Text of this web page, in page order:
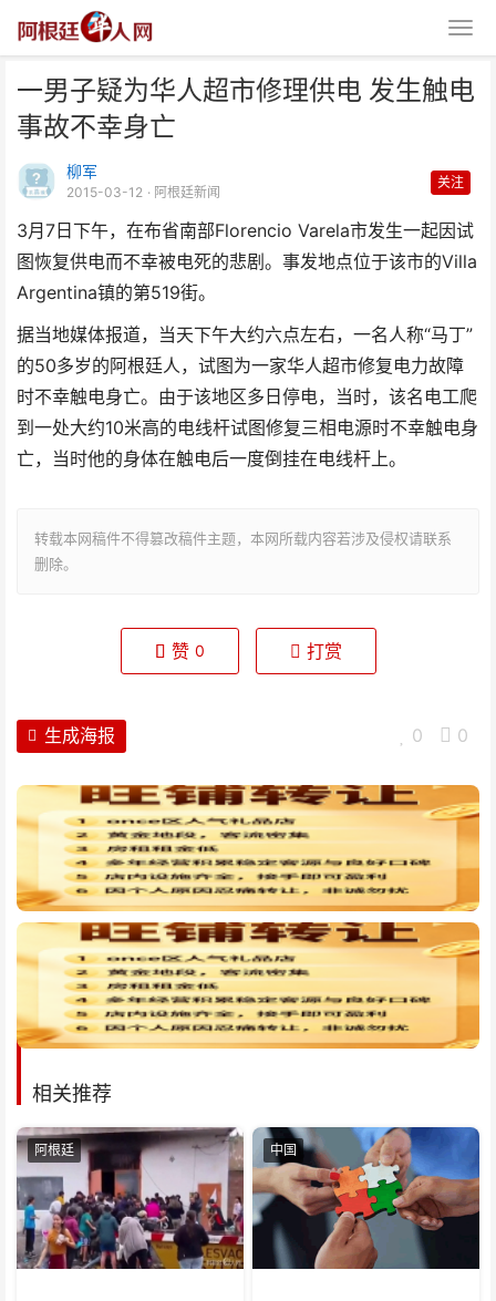
一男子疑为华人超市修理供电 发生触电
事故不幸身亡
柳军
2015-03-12 · 阿根廷新闻
关注
3月7日下午，在布省南部Florencio Varela市发生一起因试
图恢复供电而不幸被电死的悲剧。事发地点位于该市的Villa
Argentina镇的第519街。
据当地媒体报道，当天下午大约六点左右，一名人称“马丁”
的50多岁的阿根廷人，试图为一家华人超市修复电力故障
时不幸触电身亡。由于该地区多日停电，当时，该名电工爬
到一处大约10米高的电线杆试图修复三相电源时不幸触电身
亡，当时他的身体在触电后一度倒挂在电线杆上。
转载本网稿件不得篡改稿件主题，本网所载内容若涉及侵权请联系
删除。
一男子疑为华人超市修理供电 发
生触电事故不幸身亡
赞 0 打赏
0 0
生成海报
相关推荐
阿根廷 中国